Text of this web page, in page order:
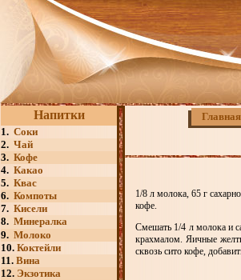
Напитки
1. Соки
2. Чай
3. Кофе
4. Какао
5. Квас
6. Компоты
7. Кисели
8. Минералка
9. Молоко
10. Коктейли
11. Вина
12. Экзотика
Главная
1/8 л молока, 65 г
кофе.
Смешать 1/4 л молока и
крахмалом. Яичные
сквозь сито кофе,